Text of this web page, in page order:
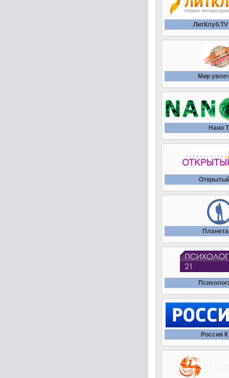
Мир
Нано
Россия К